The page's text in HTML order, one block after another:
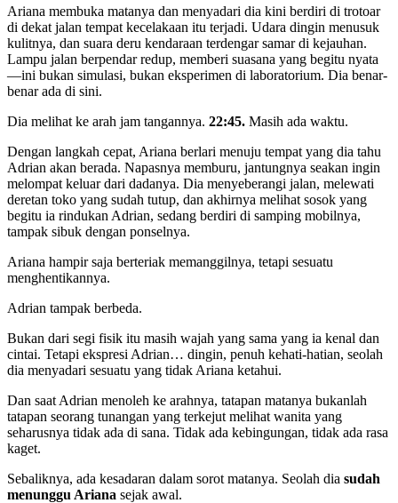
Ariana membuka matanya dan menyadari dia kini berdiri di trotoar
di dekat jalan tempat kecelakaan itu terjadi. Udara dingin menusuk
kulitnya, dan suara deru kendaraan terdengar samar di kejauhan.
Lampu jalan berpendar redup, memberi suasana yang begitu nyata
—ini bukan simulasi, bukan eksperimen di laboratorium. Dia benar-
benar ada di sini.
Dia melihat ke arah jam tangannya. 22:45. Masih ada waktu.
Dengan langkah cepat, Ariana berlari menuju tempat yang dia tahu
Adrian akan berada. Napasnya memburu, jantungnya seakan ingin
melompat keluar dari dadanya. Dia menyeberangi jalan, melewati
deretan toko yang sudah tutup, dan akhirnya melihat sosok yang
begitu ia rindukan Adrian, sedang berdiri di samping mobilnya,
tampak sibuk dengan ponselnya.
Ariana hampir saja berteriak memanggilnya, tetapi sesuatu
menghentikannya.
Adrian tampak berbeda.
Bukan dari segi fisik itu masih wajah yang sama yang ia kenal dan
cintai. Tetapi ekspresi Adrian… dingin, penuh kehati-hatian, seolah
dia menyadari sesuatu yang tidak Ariana ketahui.
Dan saat Adrian menoleh ke arahnya, tatapan matanya bukanlah
tatapan seorang tunangan yang terkejut melihat wanita yang
seharusnya tidak ada di sana. Tidak ada kebingungan, tidak ada rasa
kaget.
Sebaliknya, ada kesadaran dalam sorot matanya. Seolah dia sudah
menunggu Ariana sejak awal.